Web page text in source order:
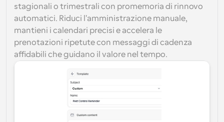
stagionali o trimestrali con promemoria di rinnovo
automatici. Riduci l'amministrazione manuale,
mantieni i calendari precisi e accelera le
prenotazioni ripetute con messaggi di cadenza
affidabili che guidano il valore nel tempo.